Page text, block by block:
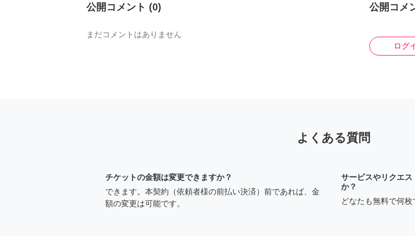
公開コメント (0)
まだコメントはありません
公開コメ
ログ
よくある質問
チケットの金額は変更できますか？
できます。本契約（依頼者様の前払い決済）前であれば、金
額の変更は可能です。
サービスやリクエ
か？
どなたも無料で何枚